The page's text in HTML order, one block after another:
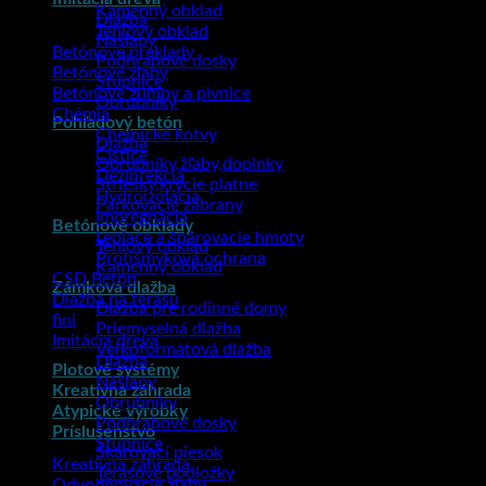
Dlažba
Nášľapy
Podhrabové dosky
Stupnice
Obrubníky
Pohľadový betón
Dlažba
Obrubníky,žľaby,doplnky
Striešky,krycie platne
Parkovacie zábrany
Betónové obklady
Tehlový obklad
Kamenný obklad
Zámková dlažba
Dlažba pre rodinné domy
Priemyselná dlažba
Veľkoformátová dlažba
Plotové systémy
Kreatívna záhrada
Atypické výrobky
Príslušenstvo
Škárovací piesok
Terasové podložky
Kamenný obklad
Tehlový obklad
Betónové preklady
Betónové žľaby
Betónové žumpy a pivnice
Chémia
Chemické kotvy
Čističe
Dezinfekcia
Hydroizolácia
Impregnácia
Lepiace a špárovacie hmoty
Protišmyková ochrana
CSD Betón
Dlažba na terasu
fini
Imitácia dreva
Dlažba
Nášľapy
Obrubníky
Podhrabové dosky
Stupnice
Kreatívna záhrada